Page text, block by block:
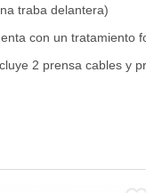
traba delantera)
con un tratamiento
2 prensa cables y